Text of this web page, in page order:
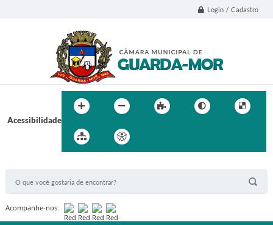
Login / Cadastro
Acessibilidade
Acompanhe-nos: